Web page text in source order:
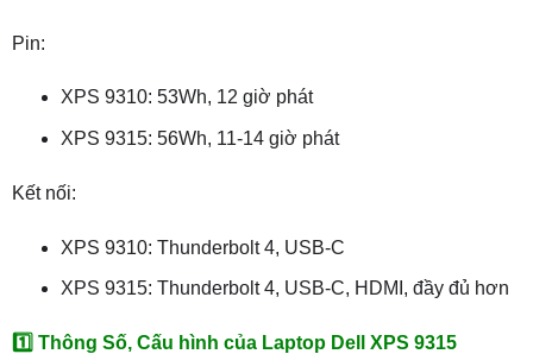
Pin:
XPS 9310: 53Wh, 12 giờ phát
XPS 9315: 56Wh, 11-14 giờ phát
Kết nối:
XPS 9310: Thunderbolt 4, USB-C
XPS 9315: Thunderbolt 4, USB-C, HDMI, đầy đủ hơn
1️⃣ Thông Số, Cấu hình của Laptop Dell XPS 9315